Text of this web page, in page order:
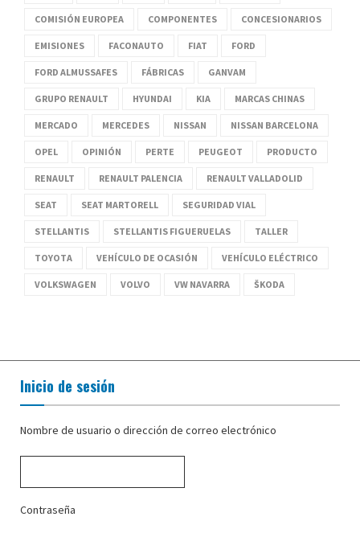
COMISIÓN EUROPEA COMPONENTES CONCESIONARIOS
EMISIONES FACONAUTO FIAT FORD
FORD ALMUSSAFES FÁBRICAS GANVAM
GRUPO RENAULT HYUNDAI KIA MARCAS CHINAS
MERCADO MERCEDES NISSAN NISSAN BARCELONA
OPEL OPINIÓN PERTE PEUGEOT PRODUCTO
RENAULT RENAULT PALENCIA RENAULT VALLADOLID
SEAT SEAT MARTORELL SEGURIDAD VIAL
STELLANTIS STELLANTIS FIGUERUELAS TALLER
TOYOTA VEHÍCULO DE OCASIÓN VEHÍCULO ELÉCTRICO
VOLKSWAGEN VOLVO VW NAVARRA ŠKODA
Inicio de sesión
Nombre de usuario o dirección de correo electrónico
Contraseña